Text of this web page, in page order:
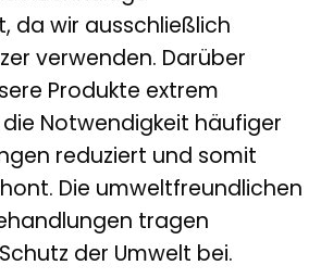
da wir ausschließlich
verwenden. Darüber
Produkte extrem
Notwendigkeit häufiger
reduziert und somit
Die umweltfreundlichen
tragen
der Umwelt bei.